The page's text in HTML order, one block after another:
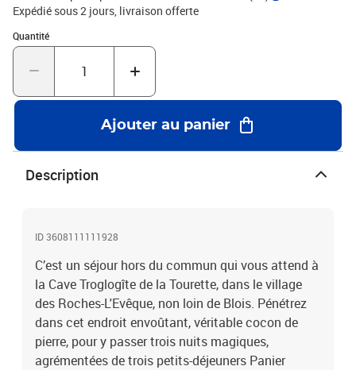
havre de paix au cœur de la roche pour une échappée insolite !4
jours dans une cave troglodyte tout confort au nord de Blois
Expédié sous 2 jours livraison offerte
Quantité
Quantité : 1
Ajouter au panier
Description
ID 3608111111928
C’est un séjour hors du commun qui vous attend à
la Cave Troglogîte de la Tourette, dans le village
des Roches-L'Evêque, non loin de Blois. Pénétrez
dans cet endroit envoûtant, véritable cocon de
pierre, pour y passer trois nuits magiques,
agrémentées de trois petits-déjeuners Panier